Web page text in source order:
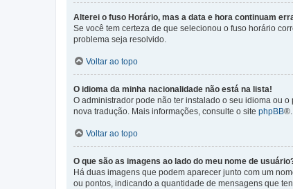
Alterei o fuso Horário, mas a data e hora continuam
Se você tem certeza de que selecionou o fuso horário
problema seja resolvido.
Voltar ao topo
O idioma da minha nacionalidade não está na lista!
O administrador pode não ter instalado o seu idioma ou
nova tradução. Mais informações, consulte o site phpBB®.
Voltar ao topo
O que são as imagens ao lado do meu nome de
Há duas imagens que podem aparecer junto com um
ou pontos, indicando a quantidade de mensagens que